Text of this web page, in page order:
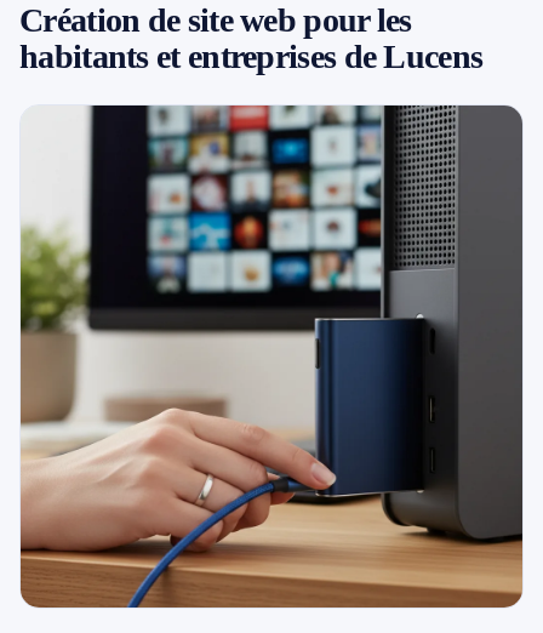
→ Toutes les zones d'intervention (21 villes)
079 716 53 82
Création de site web pour les
habitants et entreprises de Lucens